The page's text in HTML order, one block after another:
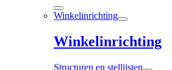
Winkelinrichting
Winkelinrichting
Structuren en stellijsten